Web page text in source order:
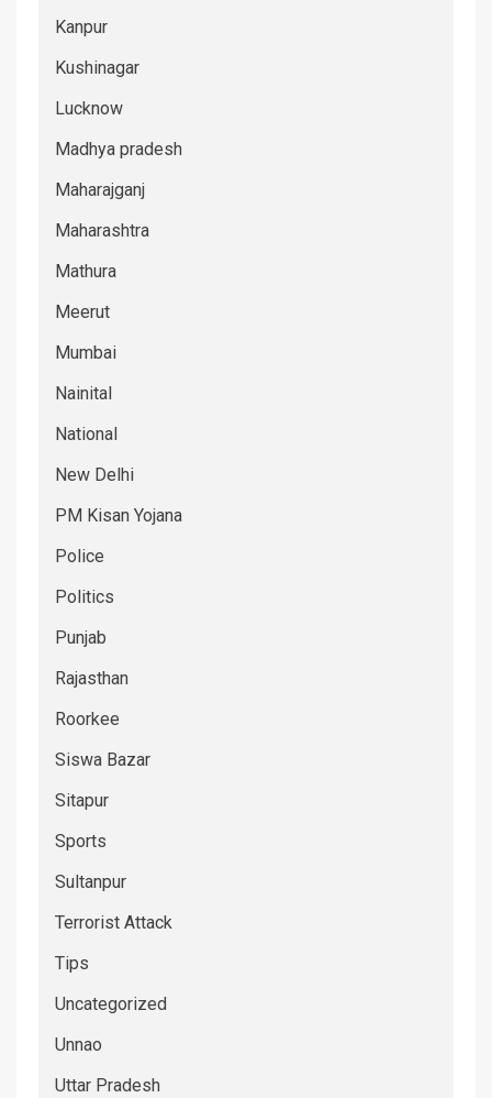
Kanpur
Kushinagar
Lucknow
Madhya pradesh
Maharajganj
Maharashtra
Mathura
Meerut
Mumbai
Nainital
National
New Delhi
PM Kisan Yojana
Police
Politics
Punjab
Rajasthan
Roorkee
Siswa Bazar
Sitapur
Sports
Sultanpur
Terrorist Attack
Tips
Uncategorized
Unnao
Uttar Pradesh